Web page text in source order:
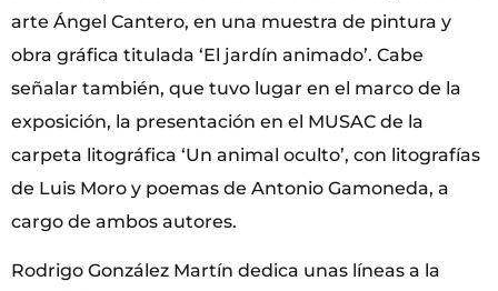
arte Ángel Cantero, en una muestra de pintura y
obra gráfica titulada ‘El jardín animado’. Cabe
señalar también, que tuvo lugar en el marco de la
exposición, la presentación en el MUSAC de la
carpeta litográfica ‘Un animal oculto’, con litografías
de Luis Moro y poemas de Antonio Gamoneda, a
cargo de ambos autores.
Rodrigo González Martín dedica unas líneas a la